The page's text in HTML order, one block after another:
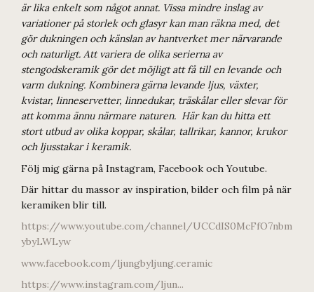
är lika enkelt som något annat. Vissa mindre inslag av
variationer på storlek och glasyr kan man räkna med, det
gör dukningen och känslan av hantverket mer närvarande
och naturligt. Att variera de olika serierna av
stengodskeramik gör det möjligt att få till en levande och
varm dukning. Kombinera gärna levande ljus, växter,
kvistar, linneservetter, linnedukar, träskålar eller slevar för
att komma ännu närmare naturen. Här kan du hitta ett
stort utbud av olika koppar, skålar, tallrikar, kannor, krukor
och ljusstakar i keramik.
Följ mig gärna på Instagram, Facebook och Youtube.
Där hittar du massor av inspiration, bilder och film på när
keramiken blir till.
https://www.youtube.com/channel/UCCdIS0McFfO7nbm
ybyLWLyw
www.facebook.com/ljungbyljung.ceramic
https://www.instagram.com/ljun...